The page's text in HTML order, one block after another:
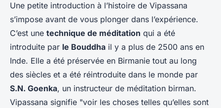
Une petite introduction à l’histoire de Vipassana
s’impose avant de vous plonger dans l’expérience.
C’est une technique de méditation qui a été
introduite par le Bouddha il y a plus de 2500 ans en
Inde. Elle a été préservée en Birmanie tout au long
des siècles et a été réintroduite dans le monde par
S.N. Goenka, un instructeur de méditation birman.
Vipassana signifie "voir les choses telles qu’elles sont